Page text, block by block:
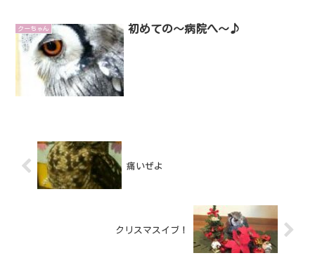
クーちゃん 初めての～病院へ～♪
痛いぜよ
クリスマスイブ！